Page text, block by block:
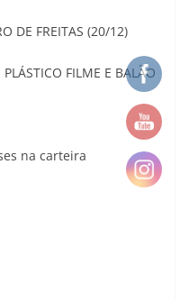
DE FREITAS (20/12)
FILME E BALÃO
na carteira